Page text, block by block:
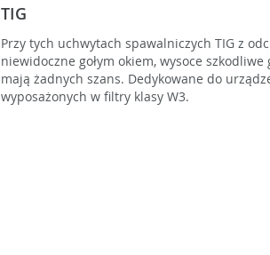
TIG
Przy tych uchwytach spawalniczych TIG z
niewidoczne gołym okiem, wysoce
mają żadnych szans. Dedykowane do
wyposażonych w filtry klasy W3.